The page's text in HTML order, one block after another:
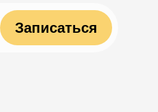
Записаться